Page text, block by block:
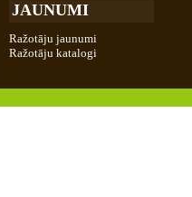
JAUNUMI
Ražotāju jaunumi
Ražotāju katalogi